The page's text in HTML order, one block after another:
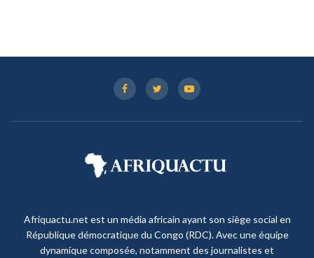
Afriquactu.net est un média africain ayant son siège social en
République démocratique du Congo (RDC). Avec une équipe
dynamique composée, notamment des journalistes et